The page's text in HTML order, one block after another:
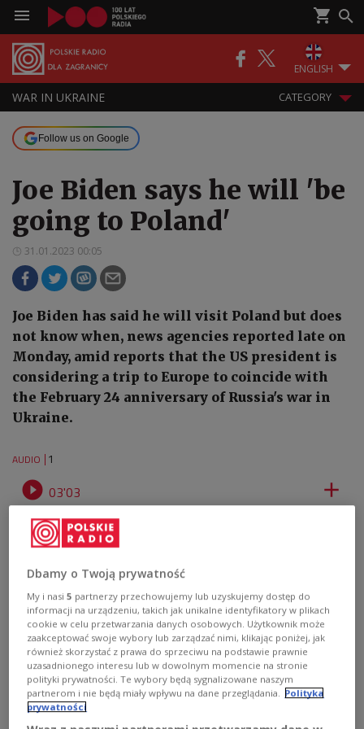
ENGLISH
WAR IN UKRAINE CATEGORY
Follow us on Google
Joe Biden says he will 'be
going to Poland'
31.01.2023 00:05
Joe Biden has said he will visit Poland but does
not know when, news agencies reported late on
Monday, amid reports that the US president is
considering a trip to Europe to coincide with
the February 24 anniversary of Russia's war in
Ukraine.
AUDIO 1
 03'03 
Audio report: Click to listen
Dbamy o Twoją prywatność
My i nasi5 partnerzy przechowujemy lub uzyskujemy dostęp do
informacji na urządzeniu, takich jak unikalne identyfikatory w plikach
cookie w celu przetwarzania danych osobowych. Użytkownik może
zaakceptować swoje wybory lub zarządzać nimi, klikając poniżej, jak
również skorzystać z prawa do sprzeciwu na podstawie prawnie
uzasadnionego interesu lub w dowolnym momencie na stronie
polityki prywatności. Te wybory będą sygnalizowane naszym
partnerom i nie będą miały wpływu na dane przeglądania.
Polityka
prywatności